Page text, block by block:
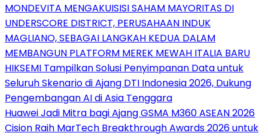
MONDEVITA MENGAKUISISI SAHAM MAYORITAS DI
UNDERSCORE DISTRICT, PERUSAHAAN INDUK
MAGLIANO, SEBAGAI LANGKAH KEDUA DALAM
MEMBANGUN PLATFORM MEREK MEWAH ITALIA BARU
HIKSEMI Tampilkan Solusi Penyimpanan Data untuk
Seluruh Skenario di Ajang DTI Indonesia 2026, Dukung
Pengembangan AI di Asia Tenggara
Huawei Jadi Mitra bagi Ajang GSMA M360 ASEAN 2026
Cision Raih MarTech Breakthrough Awards 2026 untuk